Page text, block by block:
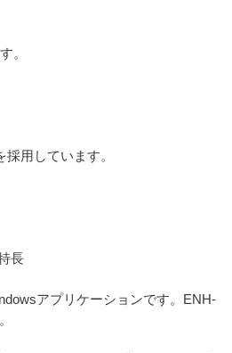
。
用しています。
長
アプリケーションです。ENH-